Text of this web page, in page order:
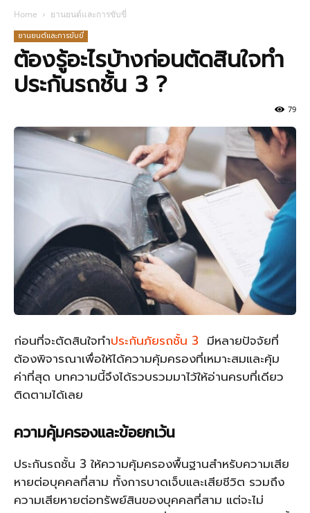
Home ยานยนต์และการขับขี่
ยานยนต์และการขับขี่
ต้องรู้อะไรบ้างก่อนตัดสินใจทำ
ประกันรถชั้น 3 ?
79
ก่อนที่จะตัดสินใจทำประกันภัยรถชั้น 3 มีหลายปัจจัยที่
ต้องพิจารณาเพื่อให้ได้ความคุ้มครองที่เหมาะสมและคุ้ม
ค่าที่สุด บทความนี้จึงได้รวบรวมมาไว้ให้อ่านครบที่เดียว
ติดตามได้เลย
ความคุ้มครองและข้อยกเว้น
ประกันรถชั้น 3 ให้ความคุ้มครองพื้นฐานสำหรับความเสีย
หายต่อบุคคลที่สาม ทั้งการบาดเจ็บและเสียชีวิต รวมถึง
ความเสียหายต่อทรัพย์สินของบุคคลที่สาม แต่จะไม่